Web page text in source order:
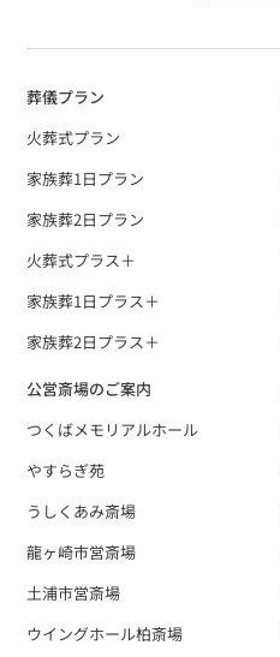
葬儀プラン
火葬式プラン
家族葬1日プラン
家族葬2日プラン
火葬式プラス＋
家族葬1日プラス＋
家族葬2日プラス＋
公営斎場のご案内
つくばメモリアルホール
やすらぎ苑
うしくあみ斎場
龍ヶ崎市営斎場
土浦市営斎場
ウイングホール柏斎場